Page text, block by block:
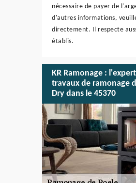
nécessaire de payer de
d'autres informations,
directement. Il respecte
établis.
KR Ramonage :
travaux de ramonage
Dry dans le 45370